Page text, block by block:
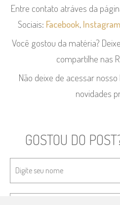
Entre contato atráves da
Sociais: Facebook, Instagram
Você gostou da matéria?
compartilhe nas
Não deixe de acessar
novidades
GOSTOU DO